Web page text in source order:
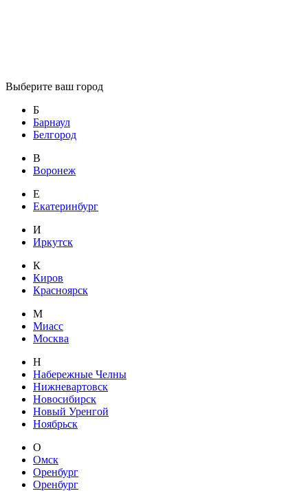
Выберите ваш город
Б
Барнаул
Белгород
В
Воронеж
Е
Екатеринбург
И
Иркутск
К
Киров
Красноярск
М
Миасс
Москва
Н
Набережные Челны
Нижневартовск
Новосибирск
Новый Уренгой
Ноябрьск
О
Омск
Оренбург
Оренбург